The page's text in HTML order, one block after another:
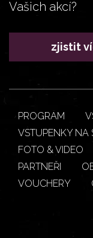
Vašich akcí?
zjistit
PROGRAM
VSTUPENKY NA
FOTO & VIDEO
PARTNEŘI
VOUCHERY